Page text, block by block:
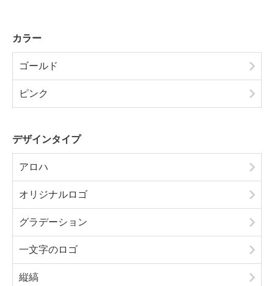
カラー
ゴールド
ピンク
デザインタイプ
アロハ
オリジナルロゴ
グラデーション
一文字のロゴ
縦縞